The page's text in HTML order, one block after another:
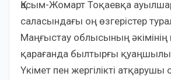
Қасым-Жомарт Тоқаевқа
саласындағы оң өзгерістер
Маңғыстау облысының әкімінің
қарағанда былтырғы
Үкімет пен жергілікті атқарушы